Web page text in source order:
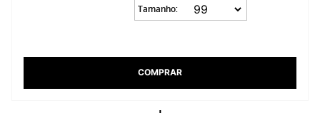
Tamanho:
COMPRAR